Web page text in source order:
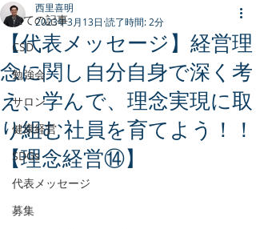
全ての記事
CSD
勉強会
サロン
健康経営
SDGs
代表メッセージ
募集
【代表メッセージ】経営理
念に関し自分自身で深く考
え、学んで、理念実現に取
り組む社員を育てよう！！
【理念経営⑭】
西里喜明
2023年3月13日 読了時間: 2分